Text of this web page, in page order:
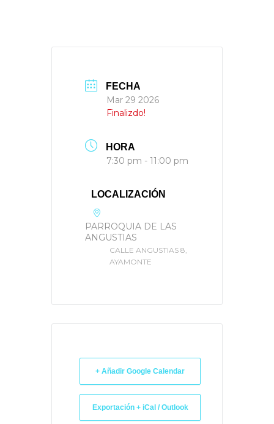
FECHA
Mar 29 2026
Finalizdo!
HORA
7:30 pm - 11:00 pm
LOCALIZACIÓN
PARROQUIA DE LAS
ANGUSTIAS
CALLE ANGUSTIAS 8,
AYAMONTE
+ Añadir Google Calendar
Exportación + iCal / Outlook